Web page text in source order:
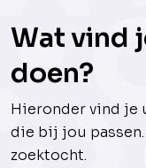
Wat vind
doen?
Hieronder vind je
die bij jou
zoektocht.